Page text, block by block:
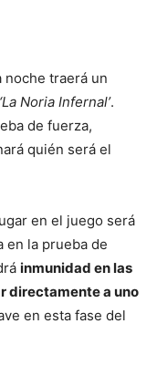
noche traerá un
‘La Noria Infernal’.
de fuerza,
quién será el
en el juego será
en la prueba de
inmunidad en las
directamente a uno
en esta fase del